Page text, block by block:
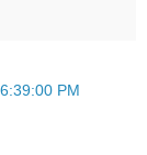
PM